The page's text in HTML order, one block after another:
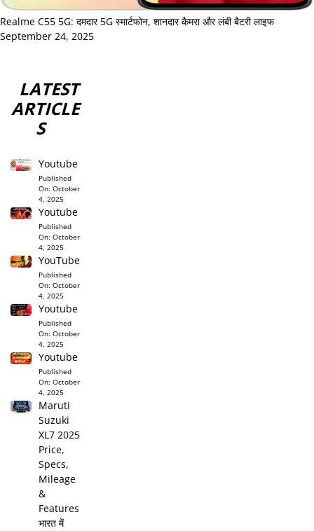
Realme C55 5G: दमदार 5G स्मार्टफोन, शानदार कैमरा और लंबी बैटरी लाइफ
September 24, 2025
LATEST
ARTICLE
S
Youtube
Published
On:October
4, 2025
Youtube
Published
On:October
4, 2025
YouTube
Published
On:October
4, 2025
Youtube
Published
On:October
4, 2025
Youtube
Published
On:October
4, 2025
Maruti
Suzuki
XL7 2025
Price,
Specs,
Mileage
&
Features
भारत में